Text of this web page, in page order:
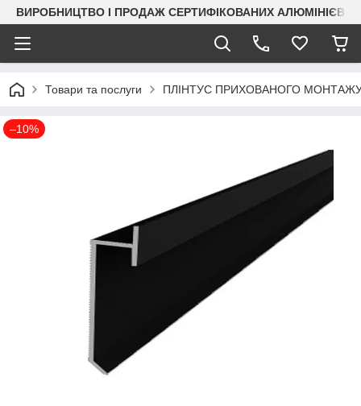
ВИРОБНИЦТВО І ПРОДАЖ СЕРТИФІКОВАНИХ
Товари та послуги ПЛІНТУС ПРИХОВАНОГО
–10%